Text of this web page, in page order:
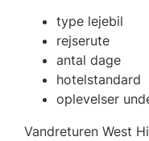
type lejebil
rejserute
antal dage
hotelstandard
oplevelser
Vandreturen West